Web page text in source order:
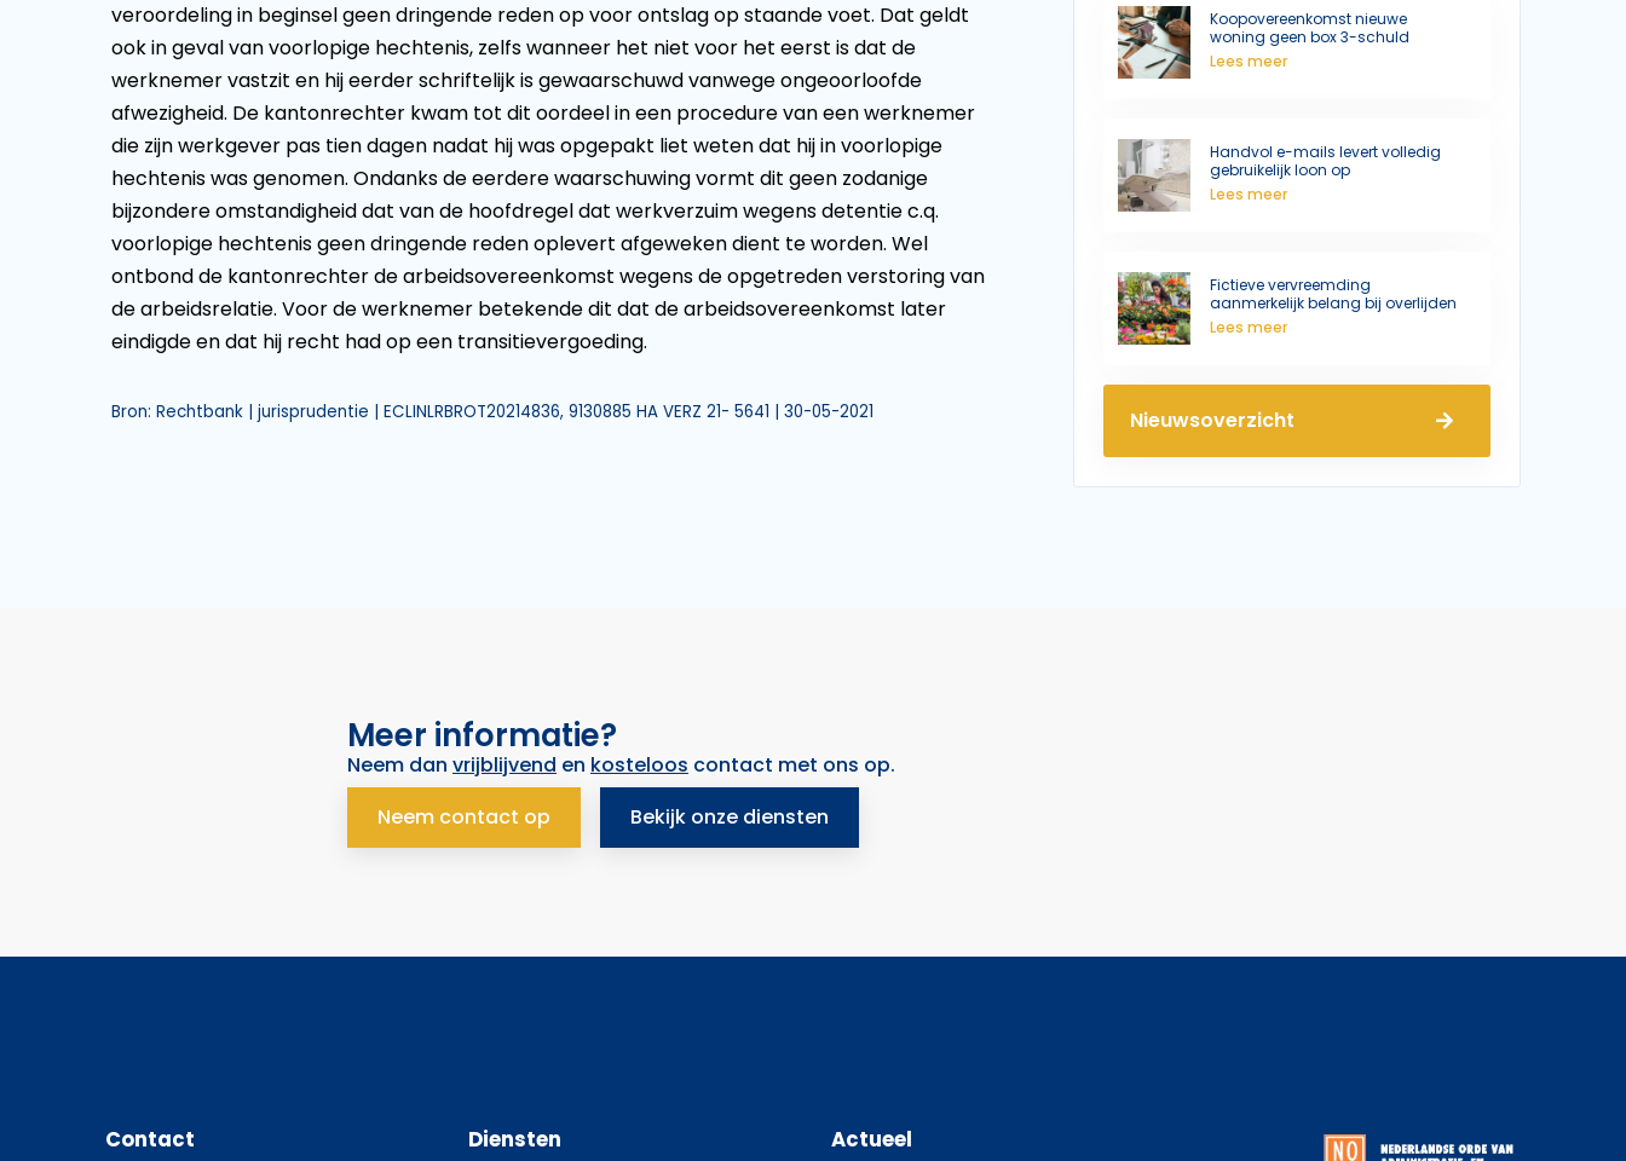
veroordeling in beginsel geen dringende reden op voor ontslag op staande voet. Dat geldt
ook in geval van voorlopige hechtenis, zelfs wanneer het niet voor het eerst is dat de
werknemer vastzit en hij eerder schriftelijk is gewaarschuwd vanwege ongeoorloofde
afwezigheid. De kantonrechter kwam tot dit oordeel in een procedure van een werknemer
die zijn werkgever pas tien dagen nadat hij was opgepakt liet weten dat hij in voorlopige
hechtenis was genomen. Ondanks de eerdere waarschuwing vormt dit geen zodanige
bijzondere omstandigheid dat van de hoofdregel dat werkverzuim wegens detentie c.q.
voorlopige hechtenis geen dringende reden oplevert afgeweken dient te worden. Wel
ontbond de kantonrechter de arbeidsovereenkomst wegens de opgetreden verstoring van
de arbeidsrelatie. Voor de werknemer betekende dit dat de arbeidsovereenkomst later
eindigde en dat hij recht had op een transitievergoeding.
Bron: Rechtbank | jurisprudentie | ECLINLRBROT20214836, 9130885 HA VERZ 21- 5641 | 30-05-2021
Koopovereenkomst nieuwe
woning geen box 3-schuld
Lees meer
Handvol e-mails levert volledig
gebruikelijk loon op
Lees meer
Fictieve vervreemding
aanmerkelijk belang bij overlijden
Lees meer
Nieuwsoverzicht
Meer informatie?
Neem dan vrijblijvend en kosteloos contact met ons op.
Neem contact op
Bekijk onze diensten
Contact Diensten Actueel